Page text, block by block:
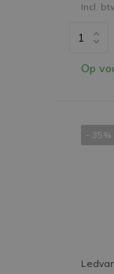
Incl.
Op
- 35%